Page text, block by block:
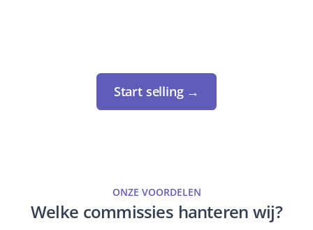
Start selling →
ONZE VOORDELEN
Welke commissies hanteren wij?